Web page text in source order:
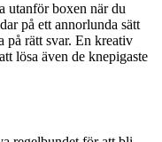
utanför boxen när du
på ett annorlunda sätt
på rätt svar. En kreativ
lösa även de knepigaste